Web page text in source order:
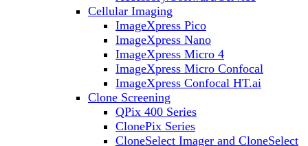
Cellular Imaging
ImageXpress Pico
ImageXpress Nano
ImageXpress Micro 4
ImageXpress Micro Confocal
ImageXpress Confocal HT.ai
Clone Screening
QPix 400 Series
ClonePix Series
CloneSelect Imager and CloneSelect